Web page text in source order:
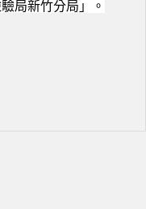
局新竹分局」。